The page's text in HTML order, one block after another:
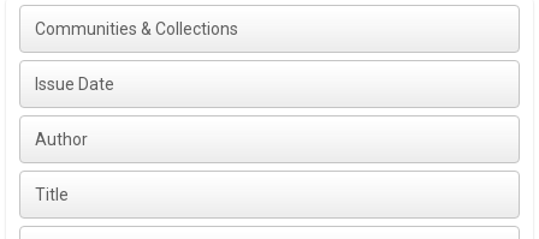
Communities & Collections
Issue Date
Author
Title